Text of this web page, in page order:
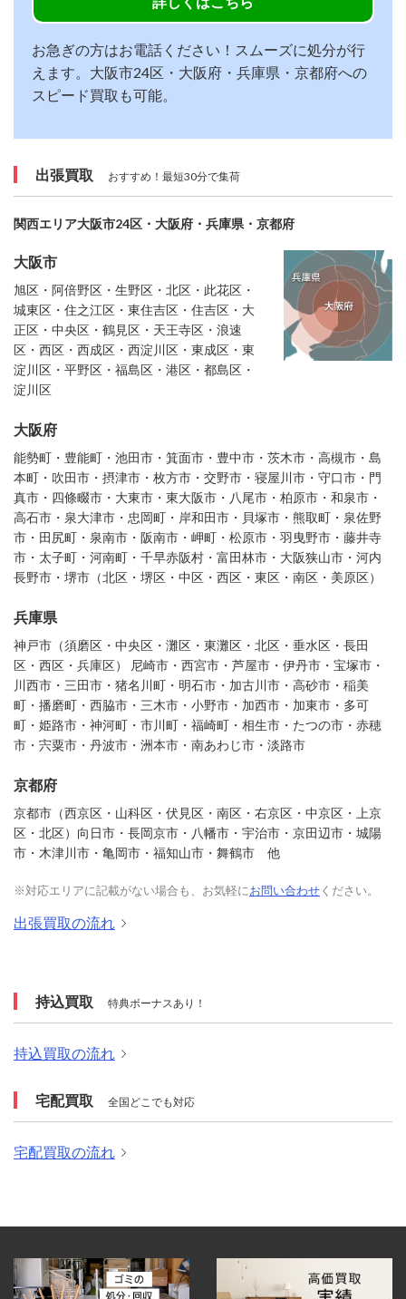
お急ぎの方はお電話ください！スムーズに処分が行
えます。大阪市24区・大阪府・兵庫県・京都府への
スピード買取も可能。
出張買取 おすすめ！最短30分で集荷
関西エリア大阪市24区・大阪府・兵庫県・京都府
大阪市
旭区・阿倍野区・生野区・北区・此花区・
城東区・住之江区・東住吉区・住吉区・大
正区・中央区・鶴見区・天王寺区・浪速
区・西区・西成区・西淀川区・東成区・東
淀川区・平野区・福島区・港区・都島区・
淀川区
大阪府
能勢町・豊能町・池田市・箕面市・豊中市・茨木市・高槻市・島
本町・吹田市・摂津市・枚方市・交野市・寝屋川市・守口市・門
真市・四條畷市・大東市・東大阪市・八尾市・柏原市・和泉市・
高石市・泉大津市・忠岡町・岸和田市・貝塚市・熊取町・泉佐野
市・田尻町・泉南市・阪南市・岬町・松原市・羽曳野市・藤井寺
市・太子町・河南町・千早赤阪村・富田林市・大阪狭山市・河内
長野市・堺市（北区・堺区・中区・西区・東区・南区・美原区）
兵庫県
神戸市（須磨区・中央区・灘区・東灘区・北区・垂水区・長田
区・西区・兵庫区） 尼崎市・西宮市・芦屋市・伊丹市・宝塚市・
川西市・三田市・猪名川町・明石市・加古川市・高砂市・稲美
町・播磨町・西脇市・三木市・小野市・加西市・加東市・多可
町・姫路市・神河町・市川町・福崎町・相生市・たつの市・赤穂
市・宍粟市・丹波市・洲本市・南あわじ市・淡路市
京都府
京都市（西京区・山科区・伏見区・南区・右京区・中京区・上京
区・北区）向日市・長岡京市・八幡市・宇治市・京田辺市・城陽
市・木津川市・亀岡市・福知山市・舞鶴市 他
※対応エリアに記載がない場合も、お気軽にお問い合わせください。
出張買取の流れ
持込買取 特典ボーナスあり！
持込買取の流れ
宅配買取 全国どこでも対応
宅配買取の流れ